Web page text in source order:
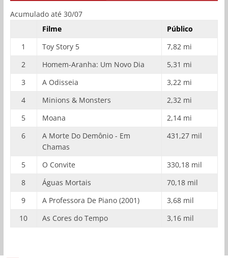
Acumulado até 30/07
Filme
Público
1
Toy Story 5
7,82 mi
2
Homem-Aranha: Um Novo Dia
5,31 mi
3
A Odisseia
3,22 mi
4
Minions & Monsters
2,32 mi
5
Moana
2,14 mi
6
A Morte Do Demônio - Em
Chamas
431,27 mil
5 O Convite
330,18 mil
8
Águas Mortais
70,18 mil
9
A Professora De Piano (2001)
3,68 mil
10
As Cores do Tempo 3,16 mil